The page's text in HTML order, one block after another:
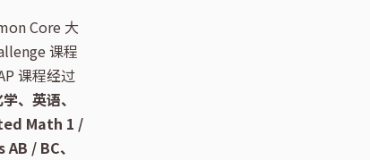
Core 大
课程
课程经过
、英语、
Math 1 /
/ BC、